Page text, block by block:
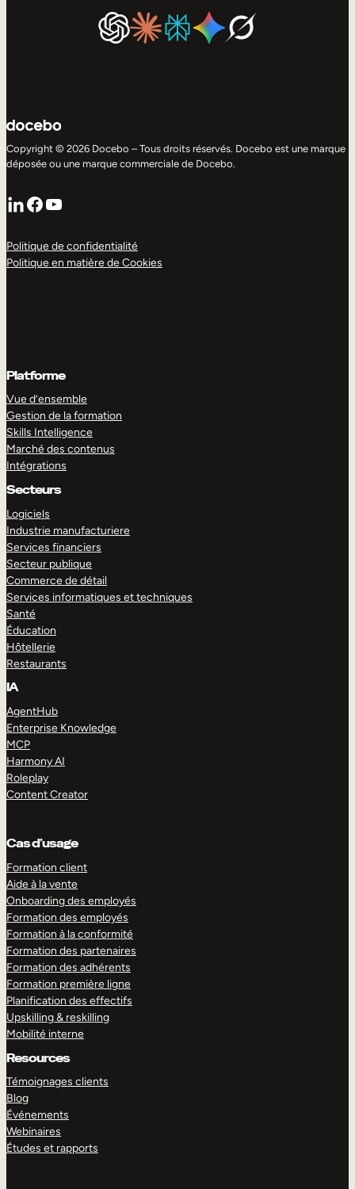
Copyright © 2026 Docebo – Tous droits réservés. Docebo est une marque
déposée ou une marque commerciale de Docebo.
LinkedIn
Facebook
YouTube
Politique de confidentialité
Politique en matière de Cookies
Platforme
Vue d’ensemble
Gestion de la formation
Skills Intelligence
Marché des contenus
Intégrations
Secteurs
Logiciels
Industrie manufacturiere
Services financiers
Secteur publique
Commerce de détail
Services informatiques et techniques
Santé
Éducation
Hôtellerie
Restaurants
IA
AgentHub
Enterprise Knowledge
MCP
Harmony AI
Roleplay
Content Creator
Cas d’usage
Formation client
Aide à la vente
Onboarding des employés
Formation des employés
Formation à la conformité
Formation des partenaires
Formation des adhérents
Formation première ligne
Planification des effectifs
Upskilling & reskilling
Mobilité interne
Resources
Témoignages clients
Blog
Événements
Webinaires
Études et rapports